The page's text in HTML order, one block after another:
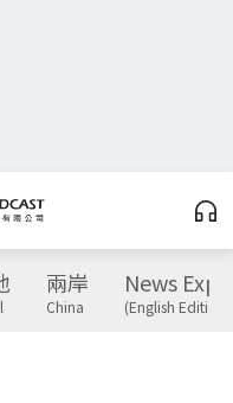
兩岸
China
News
(English Edition)